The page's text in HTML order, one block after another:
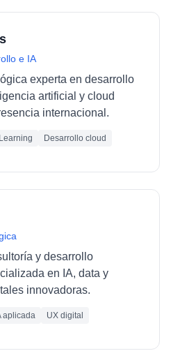
e IA
experta en desarrollo
artificial y cloud
internacional.
Desarrollo cloud
y desarrollo
en IA, data y
innovadoras.
aplicada UX digital